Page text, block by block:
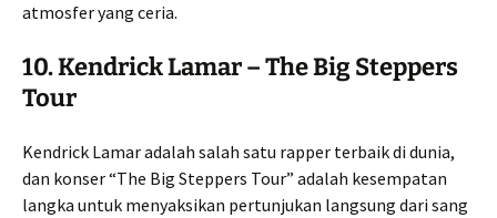
atmosfer yang ceria.
10.Kendrick Lamar – The Big Steppers
Tour
Kendrick Lamar adalah salah satu rapper terbaik di dunia,
dan konser “The Big Steppers Tour” adalah kesempatan
langka untuk menyaksikan pertunjukan langsung dari sang